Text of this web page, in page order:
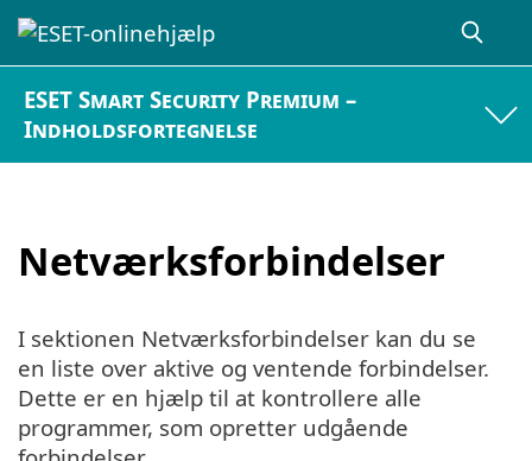
ESET Smart Security Premium –
Indholdsfortegnelse
Netværksforbindelser
I sektionen Netværksforbindelser kan du se
en liste over aktive og ventende forbindelser.
Dette er en hjælp til at kontrollere alle
programmer, som opretter udgående